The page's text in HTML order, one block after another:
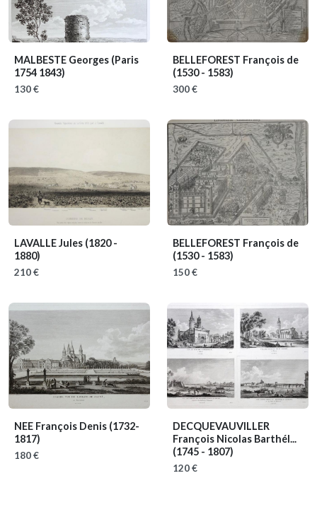
MALBESTE Georges (Paris
1754 1843)
130 €
BELLEFOREST François de
(1530 - 1583)
300 €
LAVALLE Jules (1820 -
1880)
210 €
BELLEFOREST François de
(1530 - 1583)
150 €
NEE François Denis (1732-
1817)
180 €
DECQUEVAUVILLER
François Nicolas Barthél...
(1745 - 1807)
120 €